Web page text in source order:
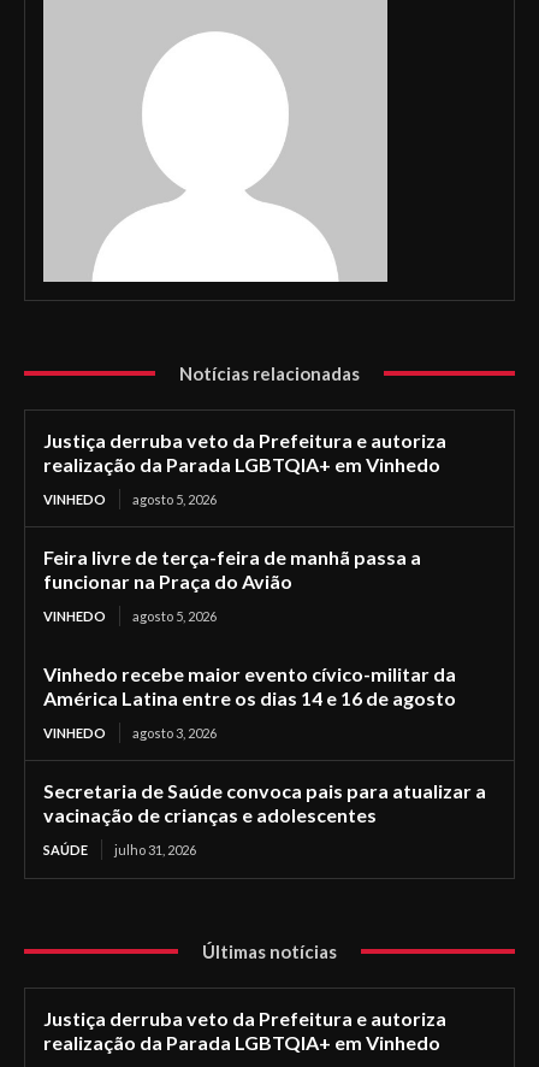
Notícias relacionadas
Justiça derruba veto da Prefeitura e autoriza
realização da Parada LGBTQIA+ em Vinhedo
VINHEDO agosto 5, 2026
Feira livre de terça-feira de manhã passa a
funcionar na Praça do Avião
VINHEDO agosto 5, 2026
Vinhedo recebe maior evento cívico-militar da
América Latina entre os dias 14 e 16 de agosto
VINHEDO agosto 3, 2026
Secretaria de Saúde convoca pais para atualizar a
vacinação de crianças e adolescentes
SAÚDE julho 31, 2026
Últimas notícias
Justiça derruba veto da Prefeitura e autoriza
realização da Parada LGBTQIA+ em Vinhedo